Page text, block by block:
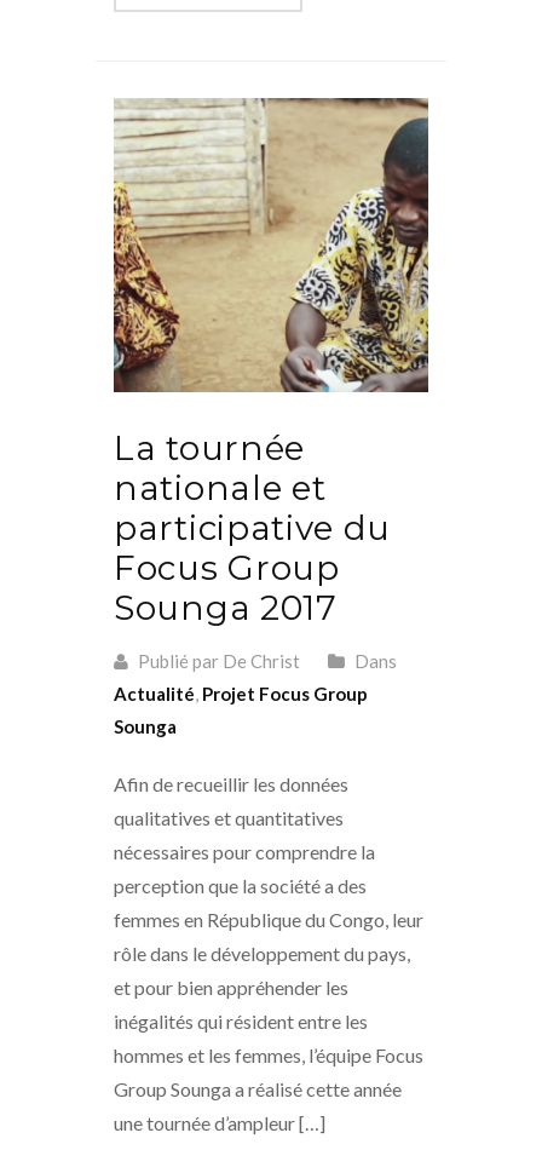
La tournée
nationale et
participative du
Focus Group
Sounga 2017
Publié par De Christ
Dans
Actualité, Projet Focus Group
Sounga
Afin de recueillir les données
qualitatives et quantitatives
nécessaires pour comprendre la
perception que la société a des
femmes en République du Congo, leur
rôle dans le développement du pays,
et pour bien appréhender les
inégalités qui résident entre les
hommes et les femmes, l’équipe Focus
Group Sounga a réalisé cette année
une tournée d’ampleur […]